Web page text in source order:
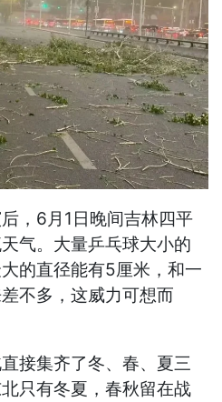
，6月1日晚间吉林四平
气。大量乒乓球大小的
的直径能有5厘米，和一
不多，这威力可想而
接集齐了冬、春、夏三
只有冬夏，春秋留在战